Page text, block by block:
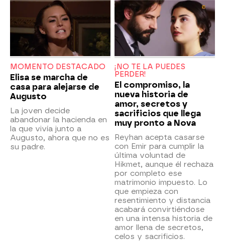
MOMENTO DESTACADO
Elisa se marcha de
casa para alejarse de
Augusto
La joven decide
abandonar la hacienda en
la que vivía junto a
Augusto, ahora que no es
su padre.
¡NO TE LA PUEDES
PERDER!
El compromiso, la
nueva historia de
amor, secretos y
sacrificios que llega
muy pronto a Nova
Reyhan acepta casarse
con Emir para cumplir la
última voluntad de
Hikmet, aunque él rechaza
por completo ese
matrimonio impuesto. Lo
que empieza con
resentimiento y distancia
acabará convirtiéndose
en una intensa historia de
amor llena de secretos,
celos y sacrificios.